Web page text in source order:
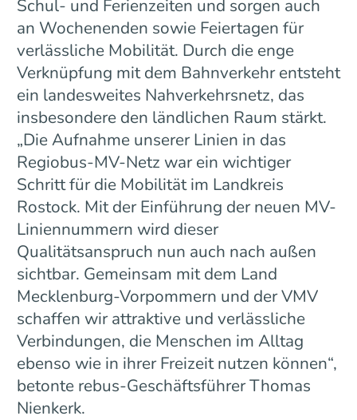
Schul- und Ferienzeiten und sorgen auch
an Wochenenden sowie Feiertagen für
verlässliche Mobilität. Durch die enge
Verknüpfung mit dem Bahnverkehr entsteht
ein landesweites Nahverkehrsnetz, das
insbesondere den ländlichen Raum stärkt.
„Die Aufnahme unserer Linien in das
Regiobus-MV-Netz war ein wichtiger
Schritt für die Mobilität im Landkreis
Rostock. Mit der Einführung der neuen MV-
Liniennummern wird dieser
Qualitätsanspruch nun auch nach außen
sichtbar. Gemeinsam mit dem Land
Mecklenburg-Vorpommern und der VMV
schaffen wir attraktive und verlässliche
Verbindungen, die Menschen im Alltag
ebenso wie in ihrer Freizeit nutzen können“,
betonte rebus-Geschäftsführer Thomas
Nienkerk.